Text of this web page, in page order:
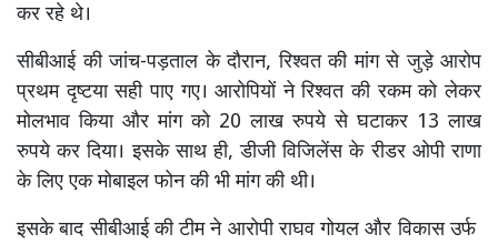
कर रहे थे।
सीबीआई की जांच-पड़ताल के दौरान, रिश्वत की मांग से जुड़े आरोप
प्रथम दृष्टया सही पाए गए। आरोपियों ने रिश्वत की रकम को लेकर
मोलभाव किया और मांग को 20 लाख रुपये से घटाकर 13 लाख
रुपये कर दिया। इसके साथ ही, डीजी विजिलेंस के रीडर ओपी राणा
के लिए एक मोबाइल फोन की भी मांग की थी।
इसके बाद सीबीआई की टीम ने आरोपी राघव गोयल और विकास उर्फ ​​